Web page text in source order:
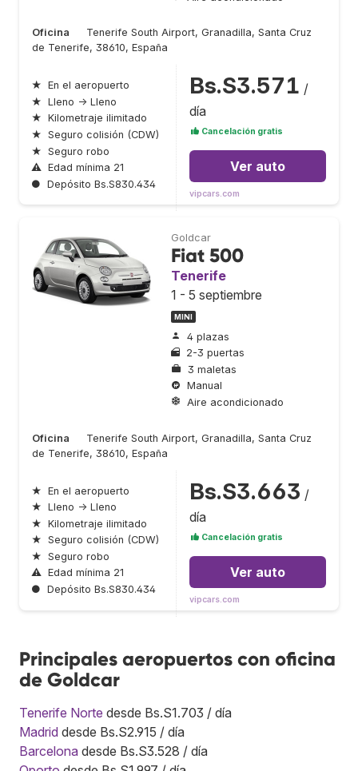
Oficina
Tenerife South Airport, Granadilla, Santa Cruz
de Tenerife, 38610, España
★ En el aeropuerto
★ Lleno → Lleno
★ Kilometraje ilimitado
★ Seguro colisión (CDW)
★ Seguro robo
⚠ Edad mínima 21
● Depósito Bs.S830.434
Bs.S3.571 /
día
Cancelación gratis
Ver auto
vipcars.com
Goldcar
Fiat 500
Tenerife
1 - 5 septiembre
MINI
4 plazas
2-3 puertas
3 maletas
Manual
Aire acondicionado
Oficina
Tenerife South Airport, Granadilla, Santa Cruz
de Tenerife, 38610, España
★ En el aeropuerto
★ Lleno → Lleno
★ Kilometraje ilimitado
★ Seguro colisión (CDW)
★ Seguro robo
⚠ Edad mínima 21
● Depósito Bs.S830.434
Bs.S3.663 /
día
Cancelación gratis
Ver auto
vipcars.com
Principales aeropuertos con oficina
de Goldcar
Tenerife Norte desde Bs.S1.703 / día
Madrid desde Bs.S2.915 / día
Barcelona desde Bs.S3.528 / día